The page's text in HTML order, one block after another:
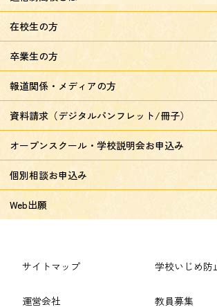
在校生の方
卒業生の方
報道関係・メディアの方
資料請求（デジタルパンフレット/冊子）
オープンスクール・学校説明会お申込み
個別相談お申込み
Web出願
サイトマップ
運営会社
学校いじめ防
教員募集